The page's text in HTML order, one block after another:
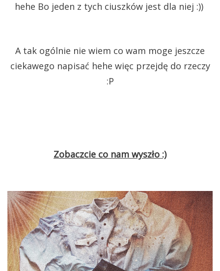
hehe Bo jeden z tych ciuszków jest dla niej :))
A tak ogólnie nie wiem co wam moge jeszcze
ciekawego napisać hehe więc przejdę do rzeczy
:P
Zobaczcie co nam wyszło :)